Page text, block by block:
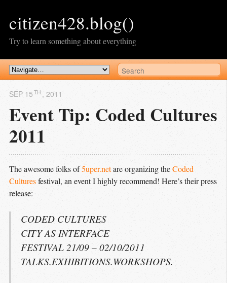
citizen428.blog()
Try to learn something about everything
Event Tip: Coded Cultures
2011
SEP 15 TH , 2011
The awesome folks of5uper.netare organizing theCoded
Culturesfestival, an event I highly recommend! Here’s their press
release:
CODED CULTURES
CITYASINTERFACE
FESTIVAL21/09 – 02/10/2011
TALKS.EXHIBITIONS.WORKSHOPS.